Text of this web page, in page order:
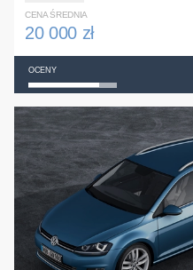
CENA ŚREDNIA
20 000 zł
OCENY